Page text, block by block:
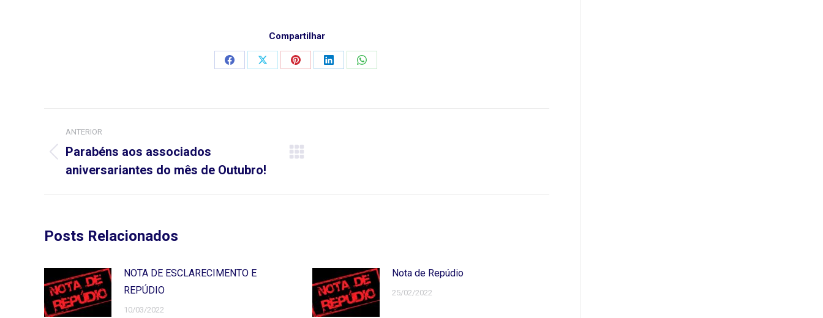
Compartilhar
CompartilharCompartilharCompartilharCompartilharCompartilhar
de
post:
ANTERIOR
Post
anterior:
Parabéns aos associados
aniversariantes do mês de Outubro!
Posts Relacionados
NOTA DE ESCLARECIMENTO E
REPÚDIO
10/03/2022
Nota de Repúdio
25/02/2022